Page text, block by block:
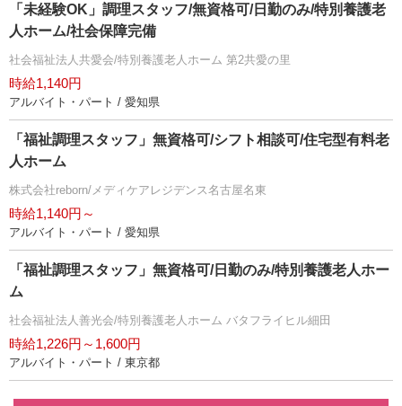
「未経験OK」調理スタッフ/無資格可/日勤のみ/特別養護老
人ホーム/社会保障完備
社会福祉法人共愛会/特別養護老人ホーム 第2共愛の里
時給1,140円
アルバイト・パート / 愛知県
「福祉調理スタッフ」無資格可/シフト相談可/住宅型有料老
人ホーム
株式会社reborn/メディケアレジデンス名古屋名東
時給1,140円～
アルバイト・パート / 愛知県
「福祉調理スタッフ」無資格可/日勤のみ/特別養護老人ホー
ム
社会福祉法人善光会/特別養護老人ホーム バタフライヒル細田
時給1,226円～1,600円
アルバイト・パート / 東京都